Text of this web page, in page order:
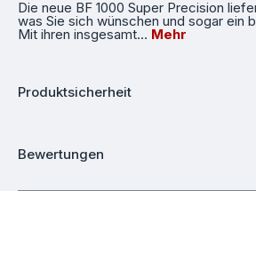
Die neue BF 1000 Super Precision
was Sie sich wünschen und sogar ein
Mit ihren insgesamt… Mehr
Produktsicherheit
Bewertungen